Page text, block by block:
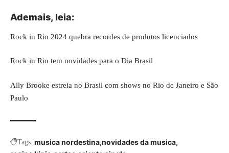
Ademais, leia:
Rock in Rio 2024 quebra recordes de produtos licenciados
Rock in Rio tem novidades para o Dia Brasil
Ally Brooke estreia no Brasil com shows no Rio de Janeiro e São
Paulo
Tags: musica nordestina novidades da musica